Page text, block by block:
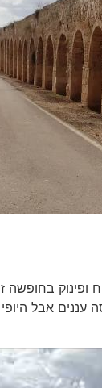
בחופשה
עננים אבל